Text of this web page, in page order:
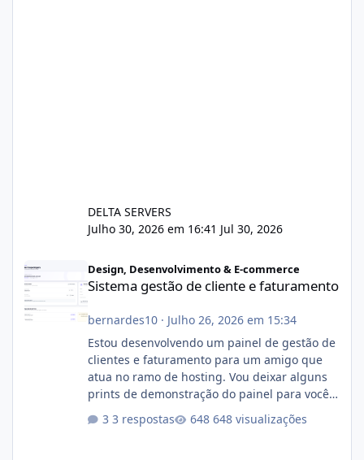
DELTA SERVERS
Julho 30, 2026 em 16:41 Jul 30, 2026
Design, Desenvolvimento & E-commerce
Sistema gestão de cliente e faturamento
bernardes10· Julho 26, 2026 em 15:34
Estou desenvolvendo um painel de gestão de
clientes e faturamento para um amigo que
atua no ramo de hosting. Vou deixar alguns
prints de demonstração do painel para vocês
darem a opinião de vocês. O sistema já está
com cerca de 80% concluído e conta com
3 respostas 648 visualizações